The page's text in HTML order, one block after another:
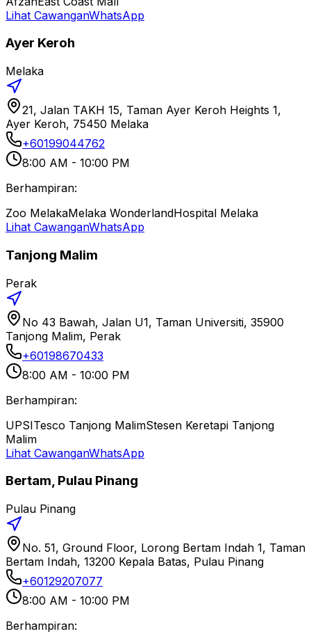
Lihat CawanganWhatsApp
Ayer Keroh
Melaka
21, Jalan TAKH 15, Taman Ayer Keroh Heights 1,
Ayer Keroh, 75450 Melaka
+60199044762
8:00 AM - 10:00 PM
Berhampiran:
Zoo MelakaMelaka WonderlandHospital Melaka
Lihat CawanganWhatsApp
Tanjong Malim
Perak
No 43 Bawah, Jalan U1, Taman Universiti, 35900
Tanjong Malim, Perak
+60198670433
8:00 AM - 10:00 PM
Berhampiran:
UPSITesco Tanjong MalimStesen Keretapi Tanjong
Malim
Lihat CawanganWhatsApp
Bertam, Pulau Pinang
Pulau Pinang
No. 51, Ground Floor, Lorong Bertam Indah 1, Taman
Bertam Indah, 13200 Kepala Batas, Pulau Pinang
+60129207077
8:00 AM - 10:00 PM
Berhampiran: